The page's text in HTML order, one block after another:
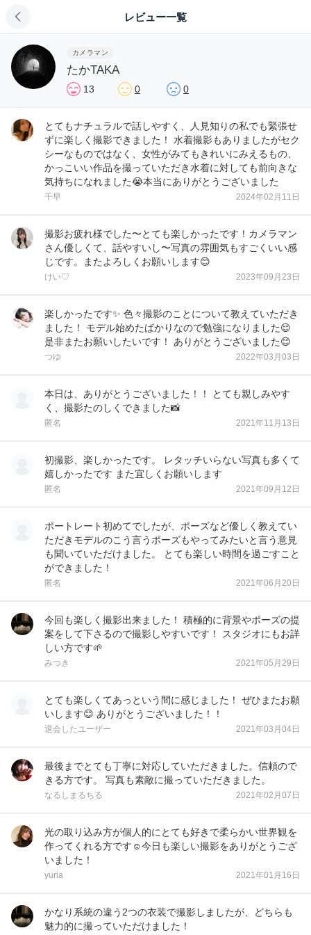
レビュー一覧
カメラマン
たかTAKA
13 0 0
とてもナチュラルで話しやすく、人見知りの私でも緊張せ
ずに楽しく撮影できました！ 水着撮影もありましたがセク
シーなものではなく、女性がみてもきれいにみえるもの、
かっこいい作品を撮っていただき水着に対しても前向きな
気持ちになれました😭本当にありがとうございました
千早 2024年02月11日
撮影お疲れ様でした〜とても楽しかったです！カメラマン
さん優しくて、話やすいし〜写真の雰囲気もすごくいい感
じです。またよろしくお願いします😊
けい♡ 2023年09月23日
楽しかったです✨ 色々撮影のことについて教えていただき
ました！ モデル始めたばかりなので勉強になりました😌
是非またお願いしたいです！ ありがとうございました😊
つゆ 2022年03月03日
本日は、ありがとうございました！！ とても親しみやす
く、撮影たのしくできました📸
匿名 2021年11月13日
初撮影、楽しかったです。 レタッチいらない写真も多くて
嬉しかったです また宜しくお願いします
匿名 2021年09月12日
ポートレート初めてでしたが、ポーズなど優しく教えてい
ただきモデルのこう言うポーズもやってみたいと言う意見
も聞いていただけました。 とても楽しい時間を過ごすこと
ができました！
匿名 2021年06月20日
今回も楽しく撮影出来ました！ 積極的に背景やポーズの提
案をして下さるので撮影しやすいです！ スタジオにもお詳
しい方です🌱
みつき 2021年05月29日
とても楽しくてあっという間に感じました！ ぜひまたお願
いします😊 ありがとうございました！！
退会したユーザー 2021年03月04日
最後までとても丁寧に対応していただきました。信頼ので
きる方です。 写真も素敵に撮っていただきました。
なるしまるちる 2021年02月07日
光の取り込み方が個人的にとても好きで柔らかい世界観を
作ってくれる方です☺️今日も楽しい撮影をありがとうござ
いました！
yuria 2021年01月16日
かなり系統の違う2つの衣装で撮影しましたが、どちらも
魅力的に撮っていただけました！